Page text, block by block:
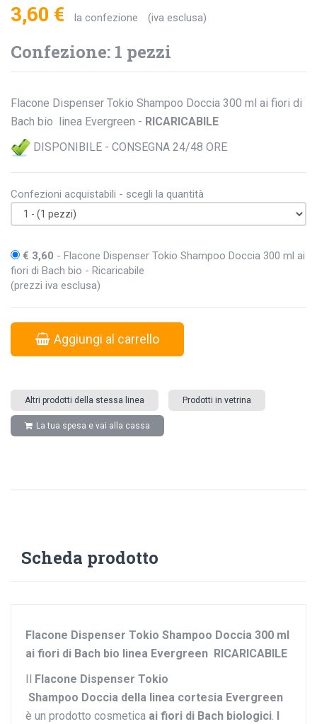
3,60 € la confezione (iva esclusa)
Confezione: 1 pezzi
Flacone Dispenser Tokio Shampoo Doccia 300 ml ai fiori di
Bach bio linea Evergreen - RICARICABILE
DISPONIBILE - CONSEGNA 24/48 ORE
Confezioni acquistabili - scegli la quantità
€ 3,60 - Flacone Dispenser Tokio Shampoo Doccia 300 ml ai
fiori di Bach bio - Ricaricabile
(prezzi iva esclusa)
Aggiungi al carrello
Altri prodotti della stessa linea Prodotti in vetrina
La tua spesa e vai alla cassa
Scheda prodotto
Flacone Dispenser Tokio Shampoo Doccia 300 ml
ai fiori di Bach bio linea Evergreen RICARICABILE
Flacone Dispenser Tokio
Shampoo Doccia della linea cortesia Evergreen
è un prodotto cosmetica ai fiori di Bach biologici.